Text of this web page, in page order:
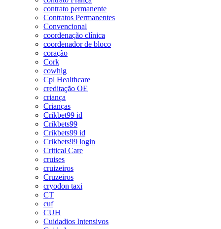
contrato permanente
Contratos Permanentes
Convencional
coordenação clínica
coordenador de bloco
coração
Cork
cowhig
Cpl Healthcare
creditação OE
criança
Crianças
Crikbet99 id
Crikbets99
Crikbets99 id
Crikbets99 login
Critical Care
cruises
cruizeiros
Cruzeiros
cryodon taxi
CT
cuf
CUH
Cuidadios Intensivos